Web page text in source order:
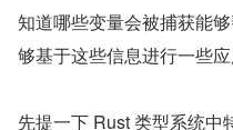
知道哪些变量会被捕获能
够基于这些信息进行一些应
先提一下 Rust 类型系统中